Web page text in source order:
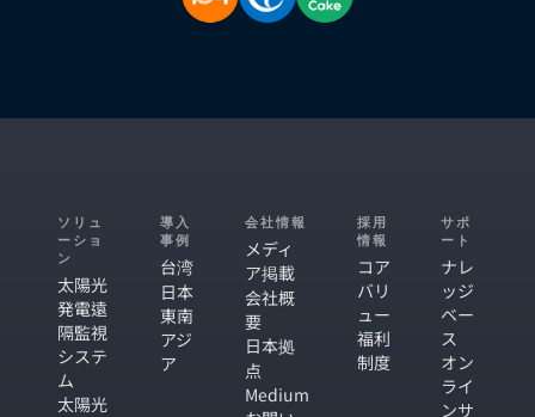
ソリュ
ーショ
ン
太陽光
発電遠
隔監視
システ
ム
太陽光
導入
事例
台湾
日本
東南
アジ
ア
会社情報
メディ
ア掲載
会社概
要
日本拠
点
Medium
採用
情報
コア
バリ
ュー
福利
制度
サポ
ート
ナレ
ッジ
ベー
ス
オン
ライ
ンサ